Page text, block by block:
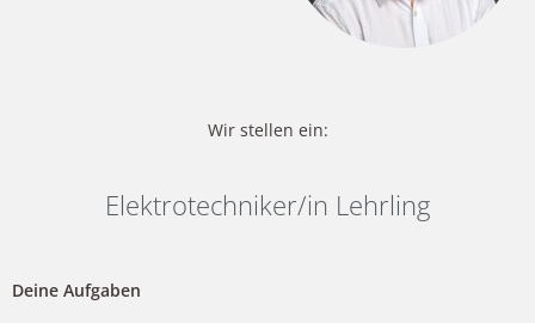
Wir stellen ein:
Elektrotechniker/in Lehrling
Deine Aufgaben